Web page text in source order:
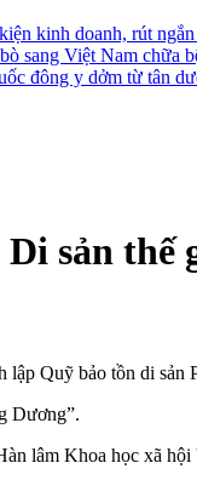
kinh doanh, rút
sang Việt Nam chữa
đông y dởm từ tân
sản thế
lập Quỹ bảo tồn di sản
Dương”.
lâm Khoa học xã hội